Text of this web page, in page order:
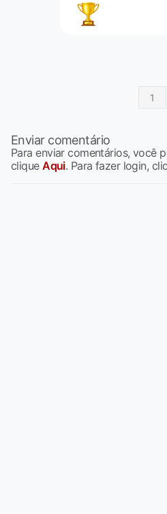
1
Enviar comentário
Para enviar comentários, você
cliqueAqui. Para fazer login,